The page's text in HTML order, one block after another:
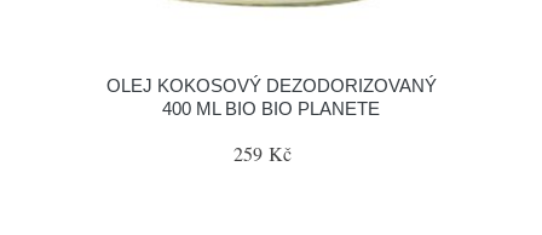
OLEJ KOKOSOVÝ DEZODORIZOVANÝ
400 ML BIO BIO PLANETE
259 Kč